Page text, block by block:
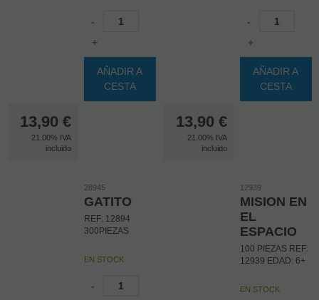
13,90 €
21.00% IVA
incluido
-
+
AÑADIR A
CESTA
13,90 €
21.00% IVA
incluido
-
+
AÑADIR A
CESTA
28945
GATITO
REF: 12894
300PIEZAS
EN STOCK
-
12939
MISION EN
EL
ESPACIO
100 PIEZAS REF:
12939 EDAD: 6+
EN STOCK